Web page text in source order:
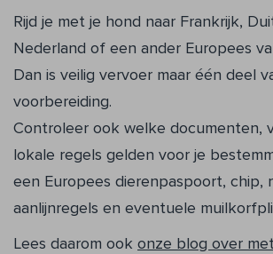
Rijd je met je hond naar Frankrijk,
Nederland of een ander Europees
Dan is veilig vervoer maar één deel
voorbereiding.
Controleer ook welke documenten,
lokale regels gelden voor je
een Europees dierenpaspoort, chip,
aanlijnregels en eventuele
Lees daarom ook onze blog over